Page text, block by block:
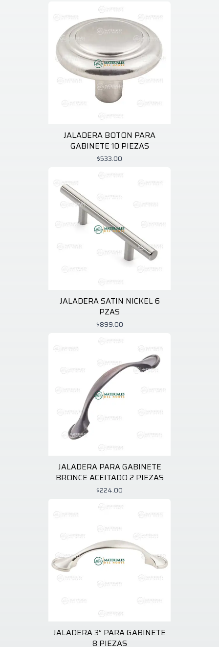
JALADERA BOTON PARA
GABINETE 10 PIEZAS
$533.00
JALADERA SATIN NICKEL 6
PZAS
$899.00
JALADERA PARA GABINETE
BRONCE ACEITADO 2 PIEZAS
$224.00
JALADERA 3” PARA GABINETE
8 PIEZAS